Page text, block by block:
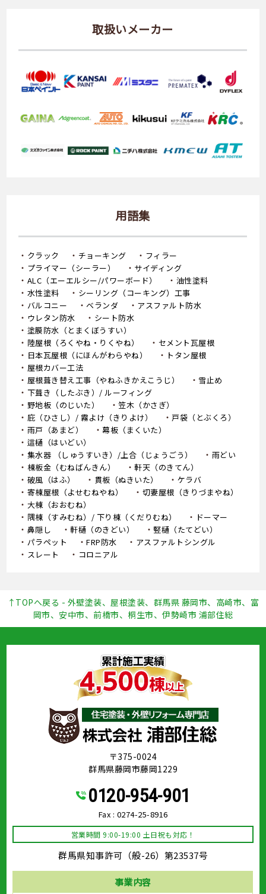
取扱いメーカー
用語集
クラック チョーキング
フィラー
プライマー（シーラー）
サイディング
ALC（エーエルシー/パワーボード）
油性塗料
水性塗料
シーリング（コーキング）工事
バルコニー
ベランダ
アスファルト防水
ウレタン防水
シート防水
塗膜防水（とまくぼうすい）
陸屋根（ろくやね・りくやね）
セメント瓦屋根
日本瓦屋根（にほんがわらやね）
トタン屋根
屋根カバー工法
屋根葺き替え工事（やねふきかえこうじ）
雪止め
下葺き（したぶき）/ ルーフィング
野地板（のじいた）
笠木（かさぎ）
庇（ひさし）/ 霧よけ（きりよけ）
戸袋（とぶくろ）
雨戸（あまど）
幕板（まくいた）
這樋（はいどい）
集水器 （しゅうすいき）/上合（じょうごう）
雨どい
棟板金（むねばんきん）
軒天（のきてん）
破風（はふ）
貫板（ぬきいた）
ケラバ
寄棟屋根（よせむねやね）
切妻屋根（きりづまやね）
大棟（おおむね）
隅棟（すみむね）/ 下り棟（くだりむね）
ドーマー
鼻隠し
軒樋（のきどい）
竪樋（たてどい）
パラペット
FRP防水
アスファルトシングル
スレート
コロニアル
↑TOPへ戻る - 外壁塗装、屋根塗装、群馬県 藤岡市、高崎市、富
岡市、安中市、前橋市、桐生市、伊勢崎市 浦部住総
〒375-0024
群馬県藤岡市藤岡1229
0120-954-901
Fax : 0274-25-8916
営業時間 9:00-19:00 土日祝も対応！
群馬県知事許可（般-26）第23537号
事業内容